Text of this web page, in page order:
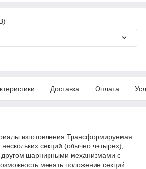
Доставка Оплата
изготовления Трансформируемая
нескольких секций (обычно четырех),
другом шарнирными механизмами с
менять положение секций